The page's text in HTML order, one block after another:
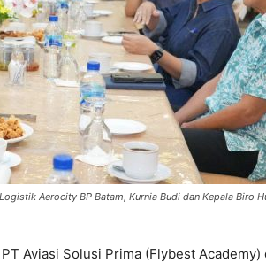
Aerocity BP Batam, Kurnia Budi dan Kepala Biro
Aviasi Solusi Prima (Flybest Academy)